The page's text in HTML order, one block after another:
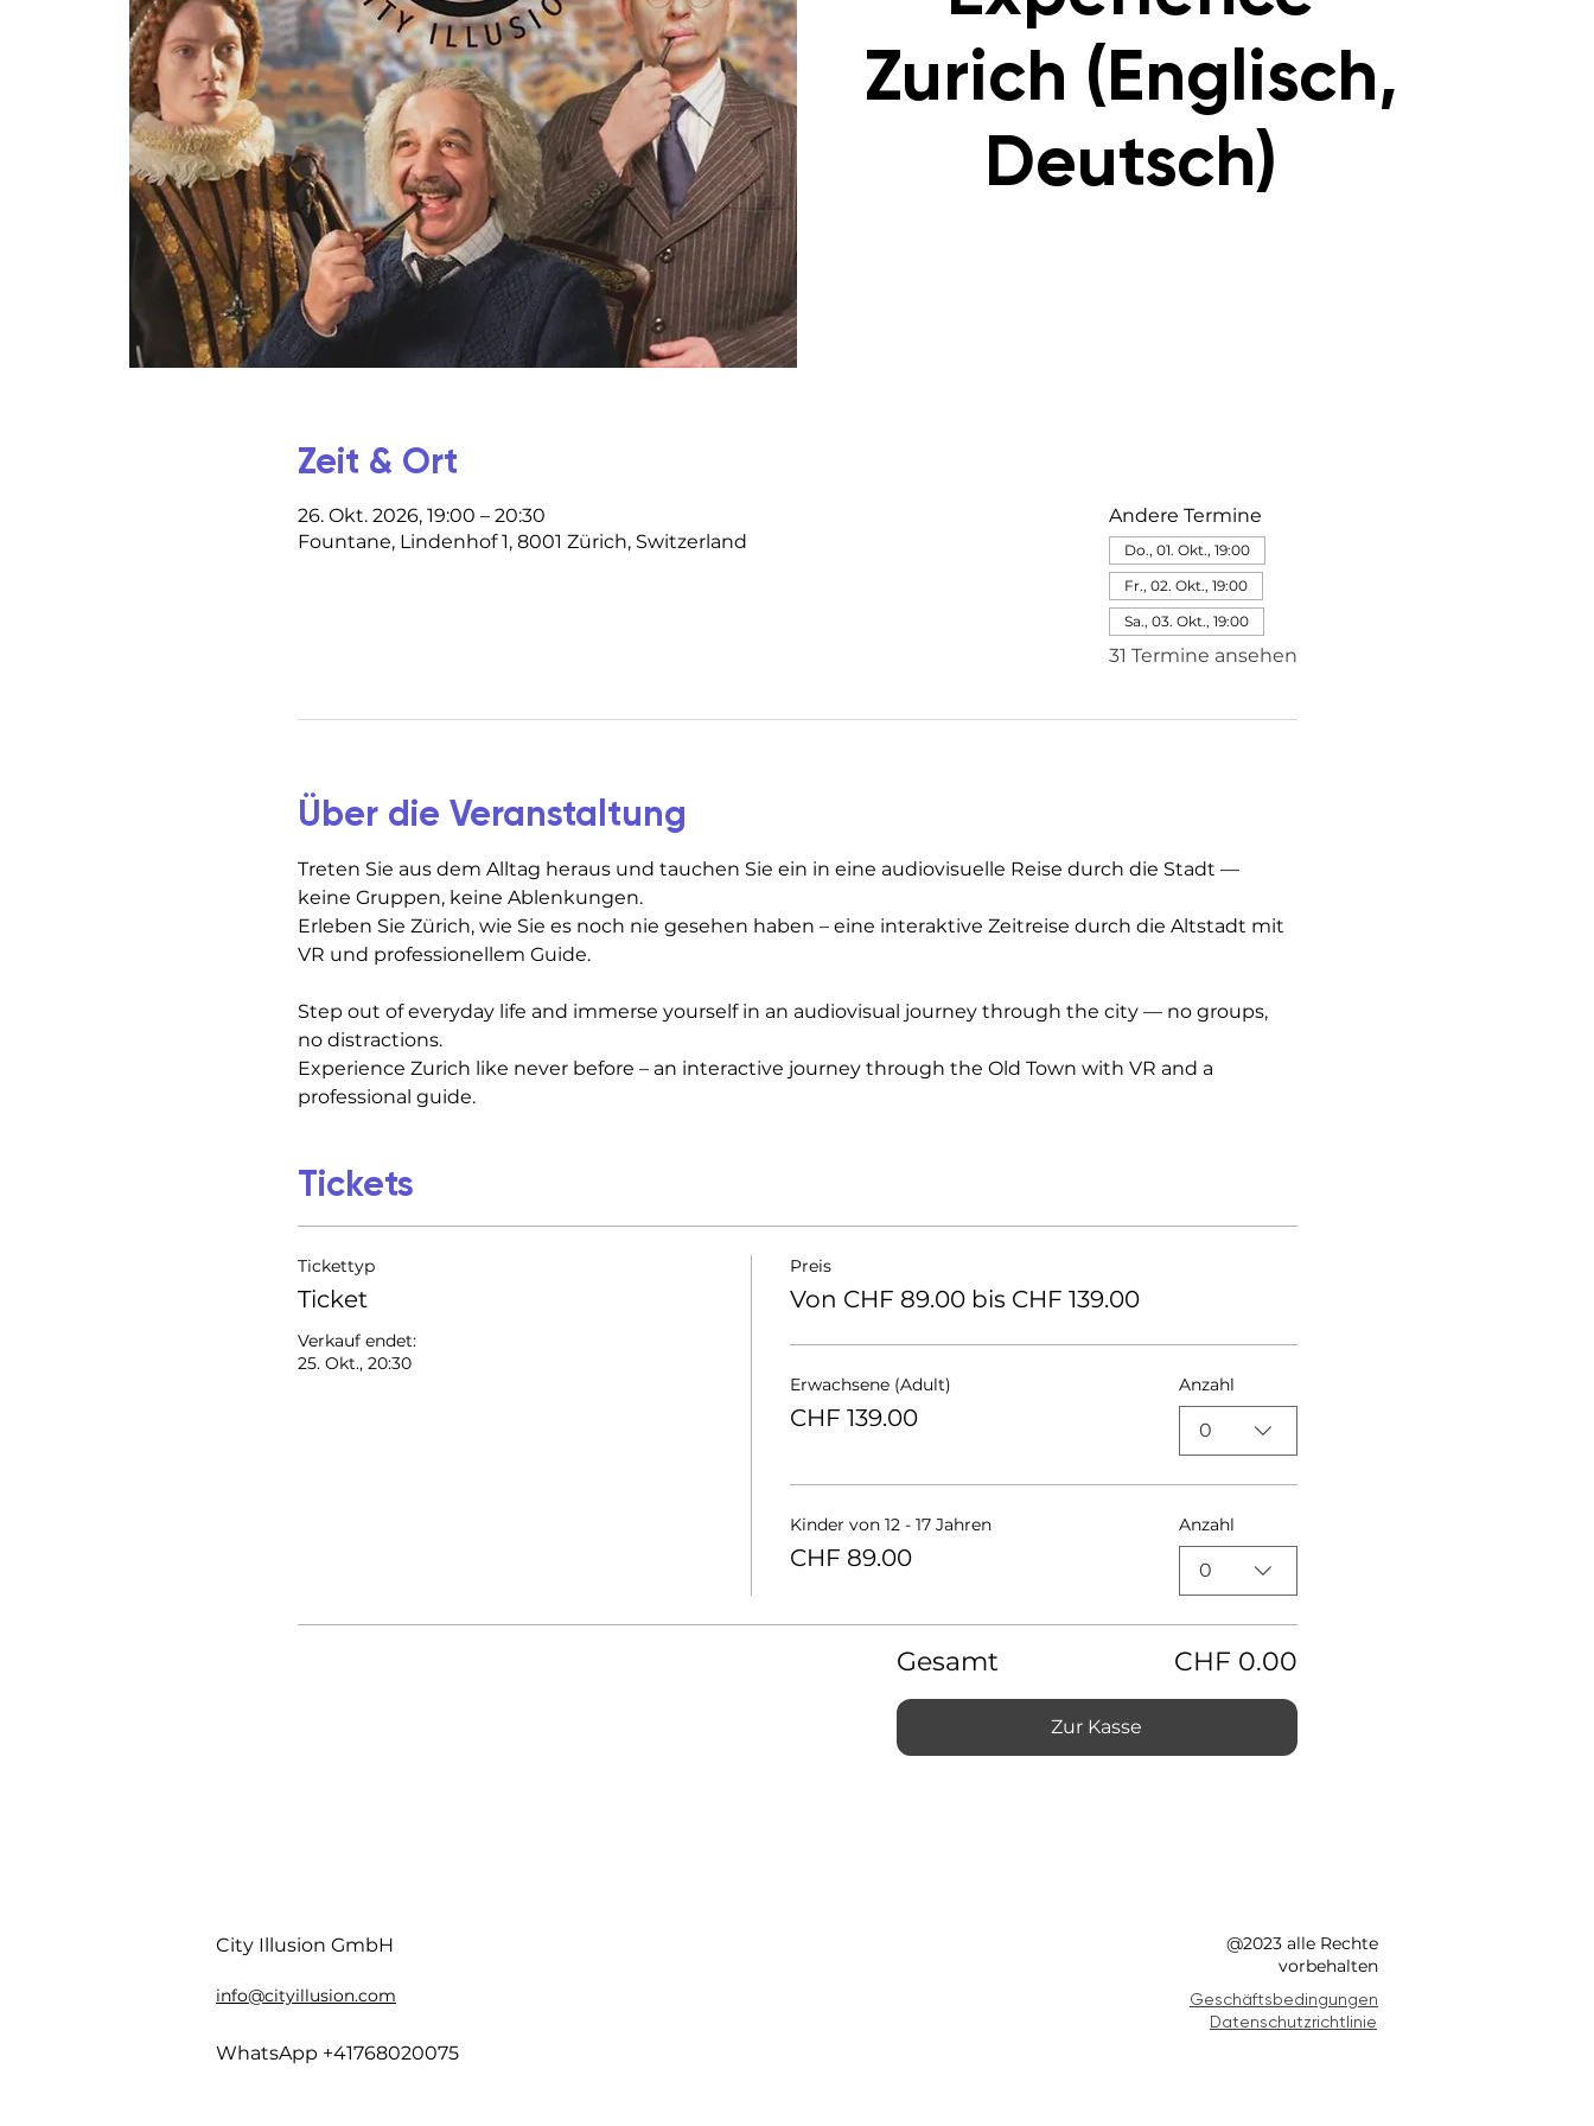
Zurich (Englisch,
Deutsch)
Zeit & Ort
26. Okt. 2026, 19:00 – 20:30
Fountane, Lindenhof 1, 8001 Zürich, Switzerland
Andere Termine
Do., 01. Okt., 19:00
Fr., 02. Okt., 19:00
Sa., 03. Okt., 19:00
31 Termine ansehen
Über die Veranstaltung
Treten Sie aus dem Alltag heraus und tauchen Sie ein in eine audiovisuelle Reise durch die Stadt —
keine Gruppen, keine Ablenkungen.
Erleben Sie Zürich, wie Sie es noch nie gesehen haben – eine interaktive Zeitreise durch die Altstadt mit
VR und professionellem Guide.
Step out of everyday life and immerse yourself in an audiovisual journey through the city — no groups,
no distractions.
Experience Zurich like never before – an interactive journey through the Old Town with VR and a
professional guide.
Tickets
Tickettyp
Ticket
Verkauf endet:
25. Okt., 20:30
Preis
Von CHF 89.00 bis CHF 139.00
Erwachsene (Adult)
CHF 139.00
Anzahl
0
Kinder von 12 - 17 Jahren
CHF 89.00
Anzahl
0
Gesamt CHF 0.00
Zur Kasse
City Illusion GmbH
info@cityillusion.com
WhatsApp +41768020075
@2023 alle Rechte
vorbehalten
Geschäftsbedingungen
Datenschutzrichtlinie